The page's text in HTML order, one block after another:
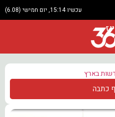
עכשיו 15:14, יום חמישי (6.08)
בארץ
כתבה